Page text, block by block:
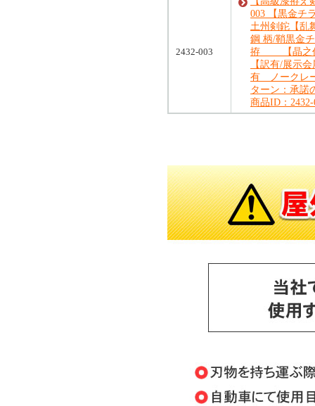
2432-003
003 【黒金チ
土州剣鉈【乱
鋼 柄/鞘黒金
拵 【晶
【訳有/展示
有 ノークレ
ターン：承諾
商品ID：2432-